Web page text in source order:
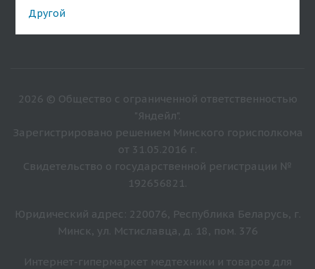
Другой
2026 © Общество с ограниченной ответственностью
"Яндейл".
Зарегистрировано решением Минского горисполкома
от 31.05.2016 г.
Свидетельство о государственной регистрации №
192656821.
Юридический адрес: 220076, Республика Беларусь, г.
Минск, ул. Мстиславца, д. 18, пом. 376
Интернет-гипермаркет медтехники и товаров для